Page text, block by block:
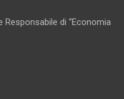
Responsabile di “Economia